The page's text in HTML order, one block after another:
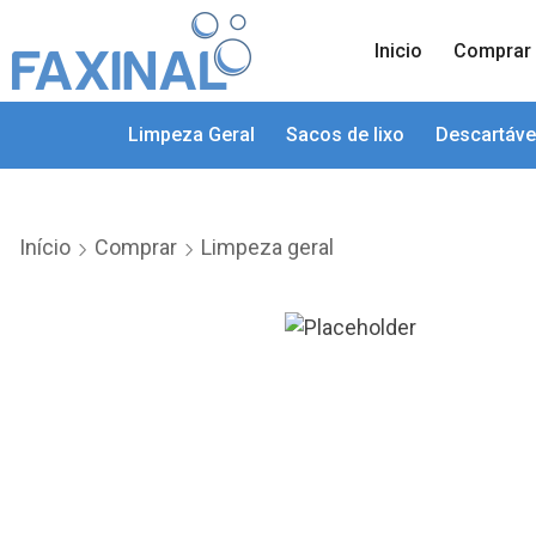
Inicio Comprar
Limpeza Geral Sacos de lixo
Início Comprar Limpeza geral